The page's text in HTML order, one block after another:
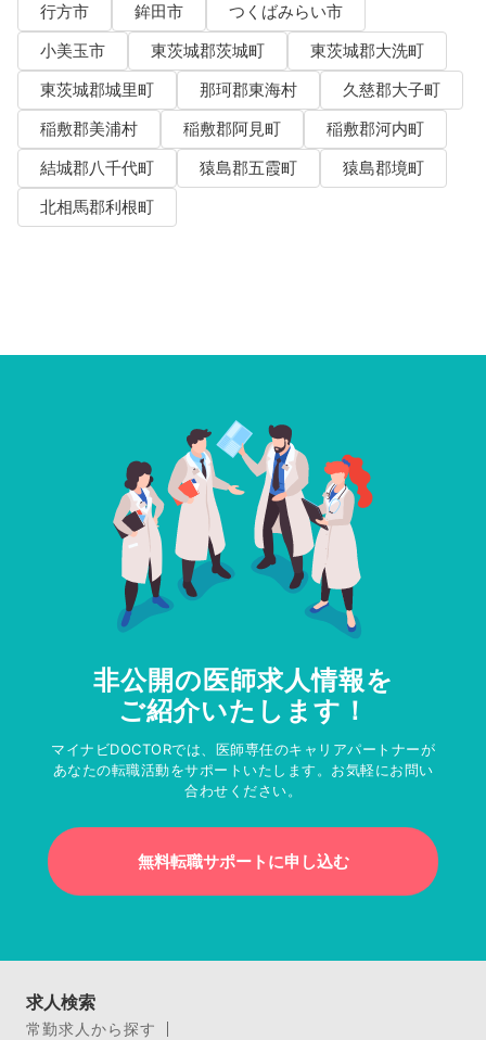
行方市
鉾田市
つくばみらい市
小美玉市
東茨城郡茨城町
東茨城郡大洗町
東茨城郡城里町
那珂郡東海村
久慈郡大子町
稲敷郡美浦村
稲敷郡阿見町
稲敷郡河内町
結城郡八千代町
猿島郡五霞町
猿島郡境町
北相馬郡利根町
非公開の医師求人情報を
ご紹介いたします！
マイナビDOCTORでは、医師専任のキャリアパートナーが
あなたの転職活動をサポートいたします。お気軽にお問い
合わせください。
無料転職サポートに申し込む
求人検索
常勤求人から探す